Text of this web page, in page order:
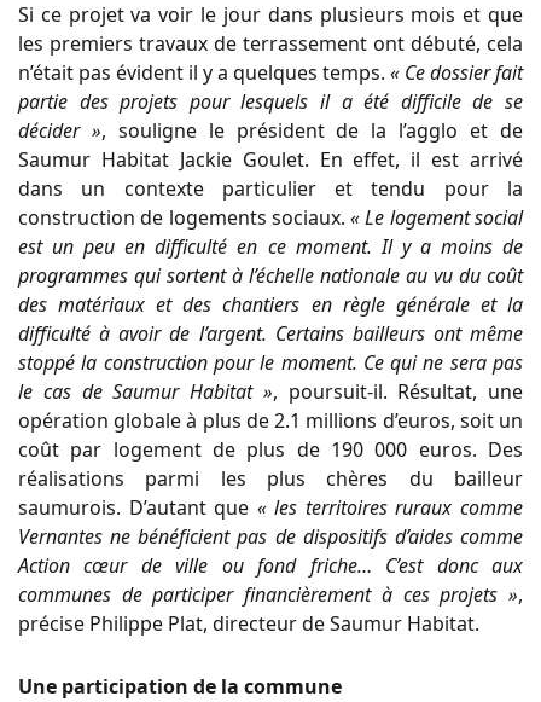
Si ce projet va voir le jour dans plusieurs mois et que
les premiers travaux de terrassement ont débuté, cela
n’était pas évident il y a quelques temps. « Ce dossier fait
partie des projets pour lesquels il a été difficile de se
décider », souligne le président de la l’agglo et de
Saumur Habitat Jackie Goulet. En effet, il est arrivé
dans un contexte particulier et tendu pour la
construction de logements sociaux.« Le logement social
est un peu en difficulté en ce moment. Il y a moins de
programmes qui sortent à l’échelle nationale au vu du coût
des matériaux et des chantiers en règle générale et la
difficulté à avoir de l’argent. Certains bailleurs ont même
stoppé la construction pour le moment. Ce qui ne sera pas
le cas de Saumur Habitat », poursuit-il. Résultat, une
opération globale à plus de 2.1 millions d’euros, soit un
coût par logement de plus de 190 000 euros. Des
réalisations parmi les plus chères du bailleur
saumurois. D’autant que « les territoires ruraux comme
Vernantes ne bénéficient pas de dispositifs d’aides comme
Action cœur de ville ou fond friche… C’est donc aux
communes de participer financièrement à ces projets »,
précise Philippe Plat, directeur de Saumur Habitat.
Une participation de la commune